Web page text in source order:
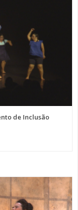
de Inclusão